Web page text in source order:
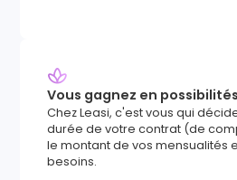
Vous gagnez en possibilités
Chez Leasi, c'est vous qui
durée de votre contrat (de
le montant de vos mensualités
besoins.